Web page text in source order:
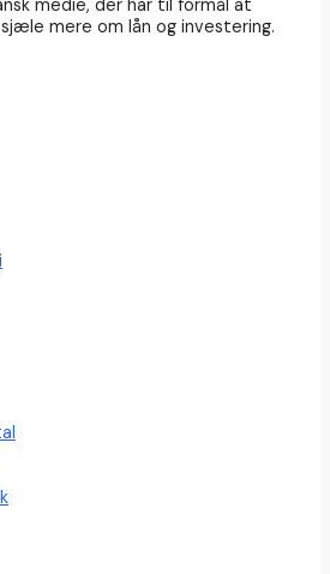
medie, der har til formål at
mere om lån og investering.